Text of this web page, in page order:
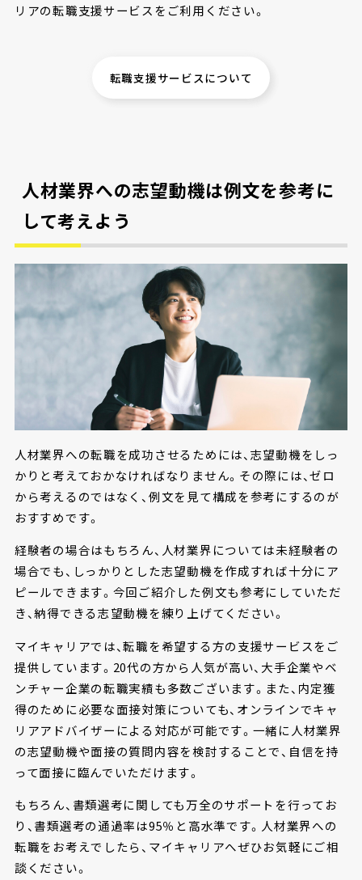
リアの転職支援サービスをご利用ください。
転職支援サービスについて
人材業界への志望動機は例文を参考に
して考えよう
人材業界への転職を成功させるためには、志望動機をしっ
かりと考えておかなければなりません。その際には、ゼロ
から考えるのではなく、例文を見て構成を参考にするのが
おすすめです。
経験者の場合はもちろん、人材業界については未経験者の
場合でも、しっかりとした志望動機を作成すれば十分にア
ピールできます。今回ご紹介した例文も参考にしていただ
き、納得できる志望動機を練り上げてください。
マイキャリアでは、転職を希望する方の支援サービスをご
提供しています。20代の方から人気が高い、大手企業やベ
ンチャー企業の転職実績も多数ございます。また、内定獲
得のために必要な面接対策についても、オンラインでキャ
リアアドバイザーによる対応が可能です。一緒に人材業界
の志望動機や面接の質問内容を検討することで、自信を持
って面接に臨んでいただけます。
もちろん、書類選考に関しても万全のサポートを行ってお
り、書類選考の通過率は95％と高水準です。人材業界への
転職をお考えでしたら、マイキャリアへぜひお気軽にご相
談ください。